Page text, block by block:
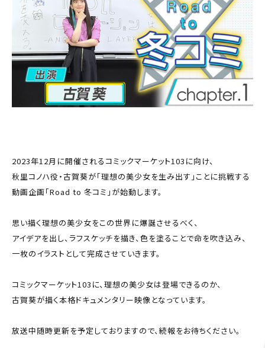
2023年12月に開催されるコミックマーケット103に向け、
秋里コノハ役・古賀葵が「理想の美少女を生み出す」ことに挑戦する
動画企画「Road to 冬コミ」が始動します。
思い描く理想の美少女をこの世界に爆誕させるべく、
アイデアを出し、ラフスケッチを描き、色を塗ることで命を吹き込み、
一枚のイラストとして完成させていきます。
コミックマーケット103に、理想の美少女は登場できるのか、
古賀葵が描く本格ドキュメンタリー映像となっています。
放送中随時更新を予定しておりますので、続報をお待ちください。